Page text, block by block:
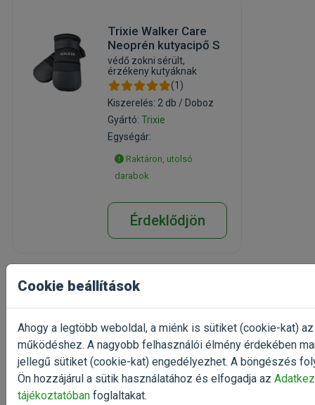
Trixie Walker Care
Neoprén kutyacipő S
védő zokni sérült,
érzékeny kutyáknak
(1)
Kiszerelés: 2 db / Doboz
Gyártó:Trixie
Egységár:
Raktáron, utolsó
darabok
Érdeklődjön
Trixie Aluminium
Transport Prémium
Box M 51x61x74cm
fém szállítóketrec
kutyáknak
Kiszerelés: 1 Darab
Gyártó:Trixie
Cookie beállítások
Ahogy a legtöbb weboldal, a miénk is sütiket (cookie-kat)
működéshez. A nagyobb felhasználói élmény érdekében
jellegű sütiket (cookie-kat) engedélyezhet. A böngészés
Ön hozzájárul a sütik használatához és elfogadja az
tájékoztatóban foglaltakat.